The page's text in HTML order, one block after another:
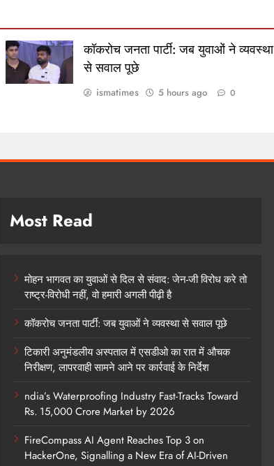
कॉकरोच जनता पार्टी: जब युवाओं ने व्यवस्था
से सवाल पूछे
ismatimes 5 hours ago 0
Most Read
मोहन भागवत का युवाओं से दिल से संवाद: जेन-जी विरोध करे तो
राष्ट्र-विरोधी नहीं, वो हमारी अगली पीढ़ी है
कॉकरोच जनता पार्टी: जब युवाओं ने व्यवस्था से सवाल पूछे
टिकारी अनुमंडलीय अस्पताल में एसडीओ का रात में औचक
निरीक्षण, लापरवाही सामने आने पर कार्रवाई के निर्देश
ndia’s Waterproofing Industry Fast-Tracks Toward
Rs. 15,000 Crore Market by 2026
FireCompass AI Agent Reaches Top 3 on
HackerOne, Signalling a New Era of AI-Driven